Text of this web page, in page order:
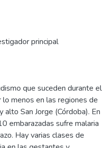
principal
que suceden durante el
menos en las regiones de
San Jorge (Córdoba). En
embarazadas sufre malaria
Hay varias clases de